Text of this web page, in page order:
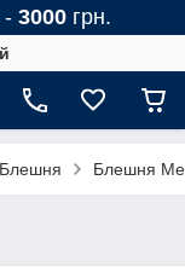
- 3000 грн.
Блешня Блешня